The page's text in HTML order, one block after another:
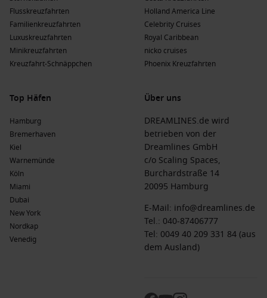
Flusskreuzfahrten
Familienkreuzfahrten
Luxuskreuzfahrten
Minikreuzfahrten
Kreuzfahrt-Schnäppchen
Holland America Line
Celebrity Cruises
Royal Caribbean
nicko cruises
Phoenix Kreuzfahrten
Top Häfen
Hamburg
Bremerhaven
Kiel
Warnemünde
Köln
Miami
Dubai
New York
Nordkap
Venedig
Über uns
DREAMLINES.de wird
betrieben von der
Dreamlines GmbH
c/o Scaling Spaces,
Burchardstraße 14
20095 Hamburg
E-Mail: info@dreamlines.de
Tel.: 040-87406777
Tel: 0049 40 209 331 84 (aus
dem Ausland)